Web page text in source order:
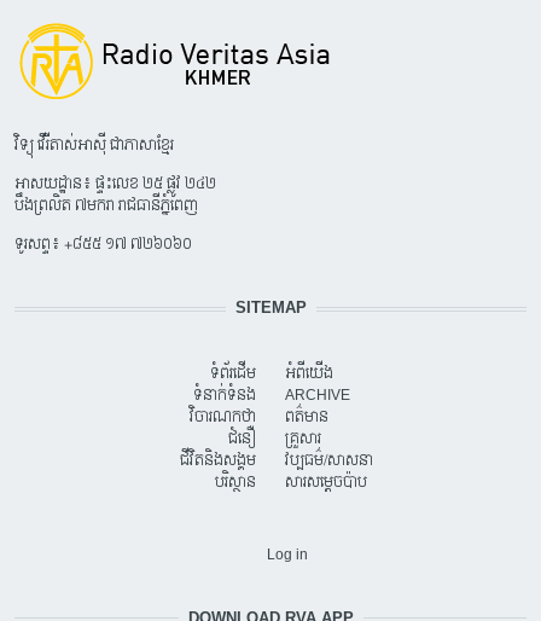
វិទ្យុ វើរីតាស់អាស៊ី ជាភាសាខ្មែរ
អាសយដ្ឋាន៖ ផ្ទះលេខ ២៥ ផ្លូវ ២៤២
បឹងព្រលិត ៧មករា រាជធានីភ្នំពេញ
ទូរសព្ទ៖ +៨៥៥ ១៧ ៧២៦០៦០
SITEMAP
ទំព័រដើម
ទំនាក់ទំនង
វិចារណកថា
ជំនឿ
ជីវិតនិងសង្គម
បរិស្ថាន
អំពីយើង
ARCHIVE
ពត៌មាន
គ្រួសារ
វប្បធម៌/សាសនា
សារសម្តេចប៉ាប
Log in